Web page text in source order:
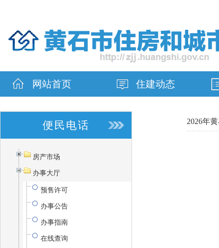
网站首页 住建动态
便民电话
房产市场
办事大厅
预售许可
办事公告
办事指南
在线查询
2026年